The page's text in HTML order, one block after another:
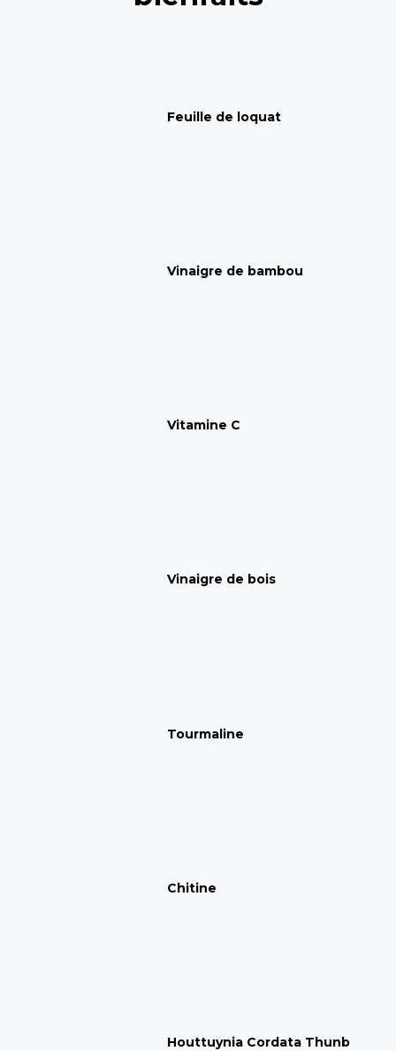
Feuille de loquat
Vinaigre de bambou
Vitamine C
Vinaigre de bois
Tourmaline
Chitine
Houttuynia Cordata Thunb